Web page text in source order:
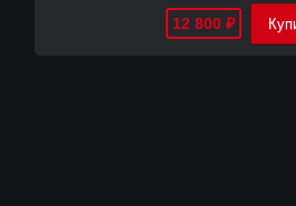
12 800 ₽